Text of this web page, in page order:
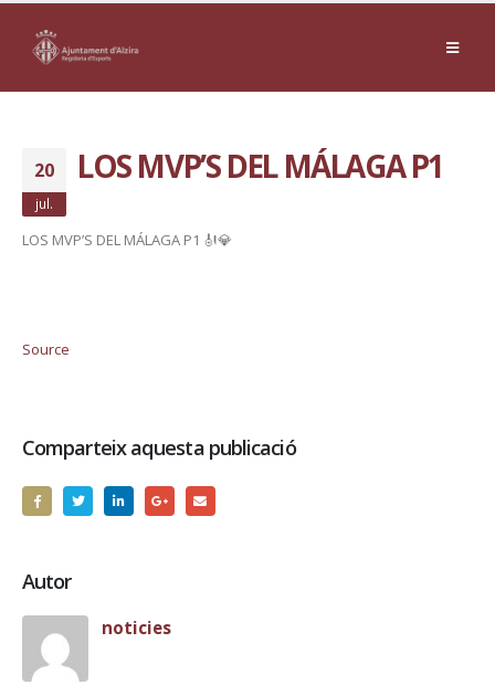
20
jul.
LOS MVP’S DEL MÁLAGA P1
LOS MVP’S DEL MÁLAGA P1 🎻💎
Source
Comparteix aquesta publicació
Autor
noticies